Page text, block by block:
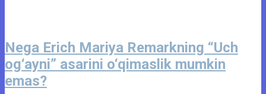
Nega Erich Mariya Remarkning “Uch
og‘ayni” asarini o‘qimaslik mumkin
emas?